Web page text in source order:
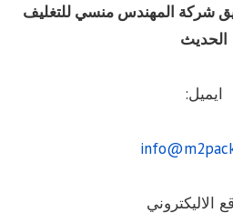
شركة المهندس منسي للتغليف
الحديث
ايميل:
الاليكتروني